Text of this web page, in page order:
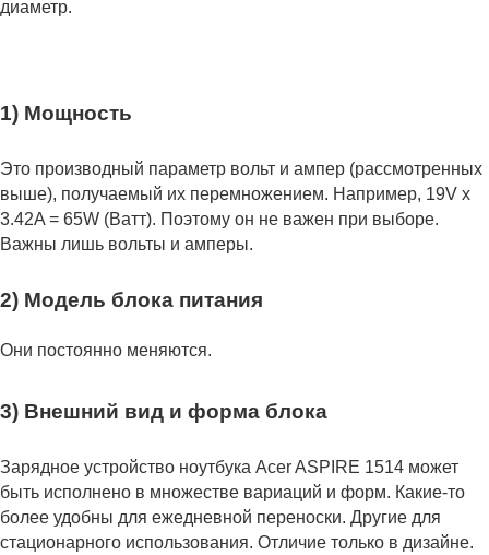
диаметр.
1) Мощность
Это производный параметр вольт и ампер (рассмотренных
выше), получаемый их перемножением. Например, 19V x
3.42A = 65W (Ватт). Поэтому он не важен при выборе.
Важны лишь вольты и амперы.
2) Модель блока питания
Они постоянно меняются.
3) Внешний вид и форма блока
Зарядное устройство ноутбука Acer ASPIRE 1514 может
быть исполнено в множестве вариаций и форм. Какие-то
более удобны для ежедневной переноски. Другие для
стационарного использования. Отличие только в дизайне.